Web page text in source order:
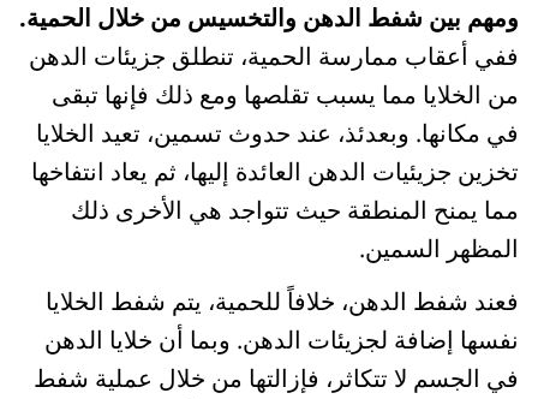
ومهم بين شفط الدهن والتخسيس من خلال الحمية.
ففي أعقاب ممارسة الحمية، تنطلق جزيئات الدهن
من الخلايا مما يسبب تقلصها ومع ذلك فإنها تبقى
في مكانها. وبعدئذ، عند حدوث تسمين، تعيد الخلايا
تخزين جزيئيات الدهن العائدة إليها، ثم يعاد انتفاخها
مما يمنح المنطقة حيث تتواجد هي الأخرى ذلك
المظهر السمين.
فعند شفط الدهن، خلافاً للحمية، يتم شفط الخلايا
نفسها إضافة لجزيئات الدهن. وبما أن خلايا الدهن
في الجسم لا تتكاثر، فإزالتها من خلال عملية شفط